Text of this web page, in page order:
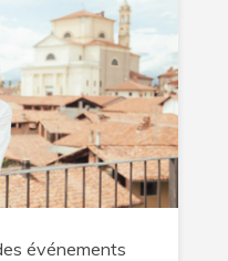
recourir
aux
services
d’un
photographe
professionnel
?
événements